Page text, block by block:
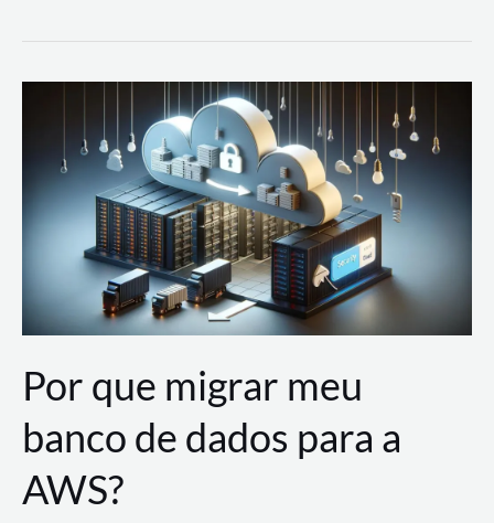
Soluções
AWS
Por que migrar meu
banco de dados para a
AWS?